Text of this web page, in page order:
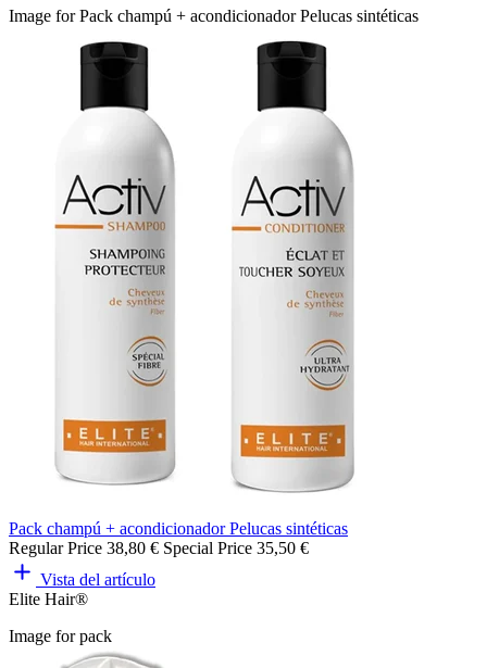
Image for Pack champú + acondicionador Pelucas sintéticas
Pack champú + acondicionador Pelucas sintéticas
Regular Price 38,80 € Special Price 35,50 €
Vista del artículo
Elite Hair®
Image for pack